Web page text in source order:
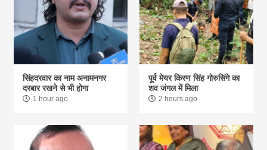
सिंहदरवार का नाम अनामनगर
दरबार रखने से भी होगा
1 hour ago
पूर्व मेयर किरण सिंह गोरुसिंगे का
शव जंगल में मिला
2 hours ago